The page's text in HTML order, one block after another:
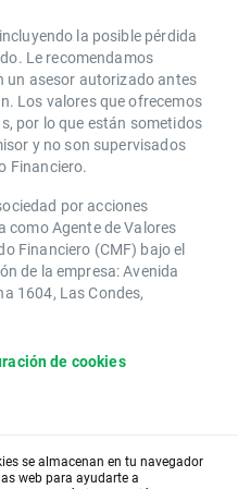
la posible pérdida
Le recomendamos
un asesor autorizado antes
Los valores que ofrecemos
por lo que están sometidos
y no son supervisados
Financiero.
por acciones
como Agente de Valores
Financiero (CMF) bajo el
de la empresa: Avenida
1604, Las Condes,
de cookies
se almacenan en tu navegador
web para ayudarte a